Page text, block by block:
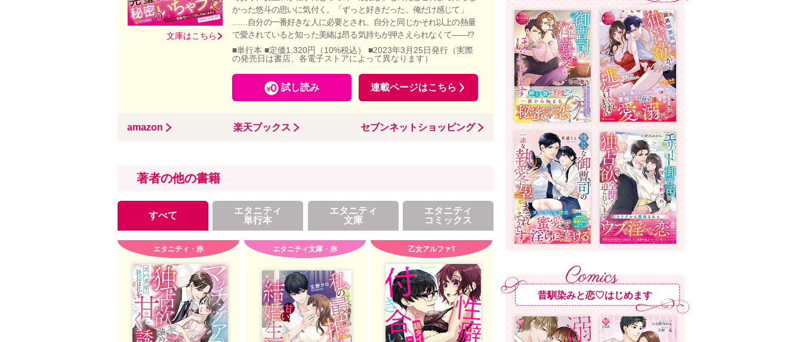
文庫はこちら
かった悠斗の思いに気付く。「ずっと好きだった。俺だけ感じて」
……自分の一番好きな人に必要とされ、自分と同じかそれ以上の熱量
で愛されていると知った美緒は昂る気持ちが押さえられなくて――!?
■単行本 ■定価1,320円（10%税込） ■2023年3月25日発行（実際
の発売日は書店、各電子ストアによって異なります）
試し読み 連載ページはこちら
amazon 楽天ブックス セブンネットショッピング
著者の他の書籍
すべて
エタニティ
単行本
エタニティ
文庫
エタニティ
コミックス
エタニティ・赤 エタニティ文庫・赤 乙女アルファT
昔馴染みと恋♡はじめます